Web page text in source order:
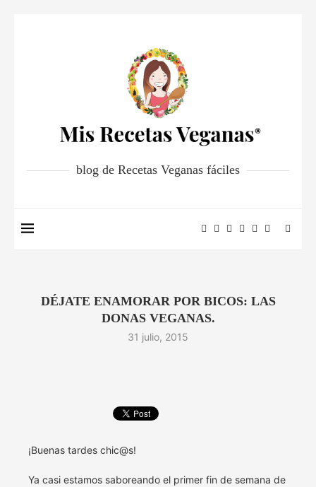
blog de Recetas Veganas fáciles
DÉJATE ENAMORAR POR BICOS: LAS
DONAS VEGANAS.
31 julio, 2015
¡Buenas tardes chic@s!
Ya casi estamos saboreando el primer fin de semana de